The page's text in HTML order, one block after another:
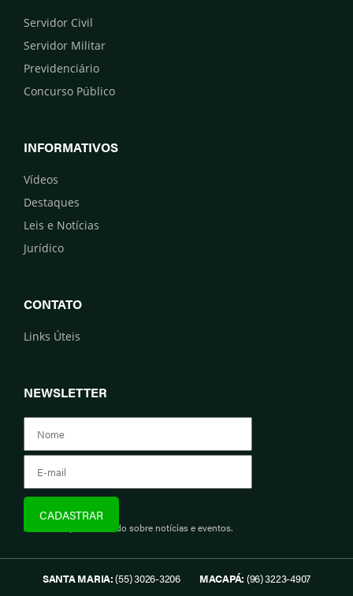
Servidor Civil
Servidor Militar
Previdenciário
Concurso Público
INFORMATIVOS
Vídeos
Destaques
Leis e Notícias
Jurídico
CONTATO
Links Úteis
NEWSLETTER
Assine e fique informado sobre notícias e eventos.
SANTA MARIA:(55) 3026-3206 MACAPÁ: (96) 3223-4907